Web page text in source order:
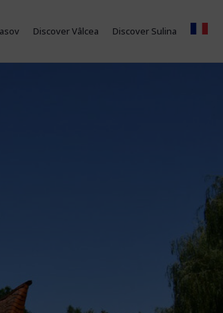
Discover Vâlcea Discover Sulina